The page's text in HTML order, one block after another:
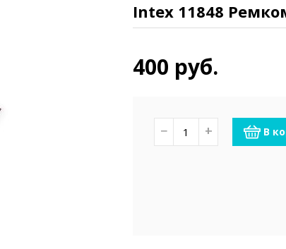
игрушки
бассейнов
Intex 11848
400 руб.
− + В